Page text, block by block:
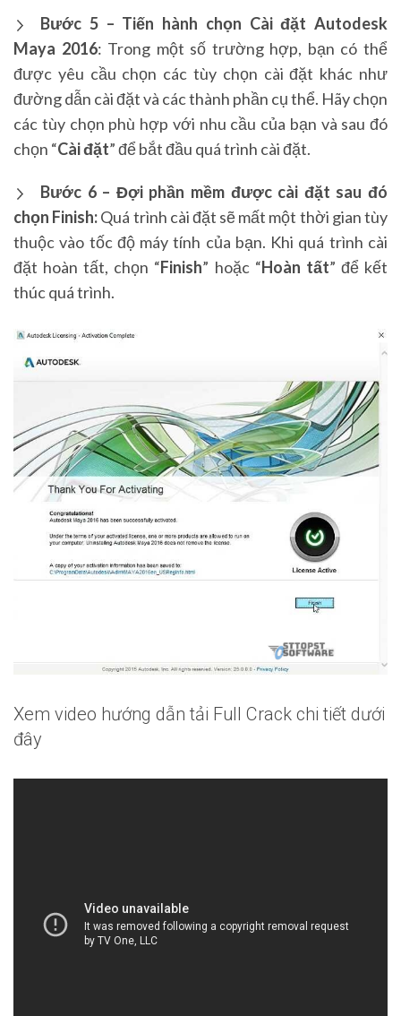
Bước 5 – Tiến hành chọn Cài đặt Autodesk
Maya 2016: Trong một số trường hợp, bạn có thể
được yêu cầu chọn các tùy chọn cài đặt khác như
đường dẫn cài đặt và các thành phần cụ thể. Hãy chọn
các tùy chọn phù hợp với nhu cầu của bạn và sau đó
chọn “Cài đặt” để bắt đầu quá trình cài đặt.
Bước 6 – Đợi phần mềm được cài đặt sau đó
chọn Finish:Quá trình cài đặt sẽ mất một thời gian tùy
thuộc vào tốc độ máy tính của bạn. Khi quá trình cài
đặt hoàn tất, chọn “Finish” hoặc “Hoàn tất” để kết
thúc quá trình.
Xem video hướng dẫn tải Full Crack chi tiết dưới
đây